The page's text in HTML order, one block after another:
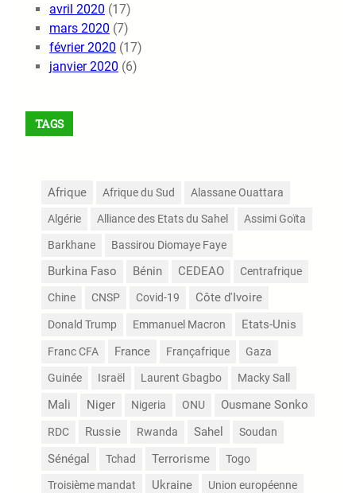
avril 2020 (17)
mars 2020 (7)
février 2020 (17)
janvier 2020 (6)
TAGS
Afrique Afrique du Sud Alassane Ouattara
Algérie Alliance des Etats du Sahel Assimi Goïta
Barkhane Bassirou Diomaye Faye
Burkina Faso Bénin CEDEAO Centrafrique
Chine CNSP Covid-19 Côte d'Ivoire
Donald Trump Emmanuel Macron Etats-Unis
Franc CFA France Françafrique Gaza
Guinée Israël Laurent Gbagbo Macky Sall
Mali Niger Nigeria ONU Ousmane Sonko
RDC Russie Rwanda Sahel Soudan
Sénégal Tchad Terrorisme Togo
Troisième mandat Ukraine Union européenne